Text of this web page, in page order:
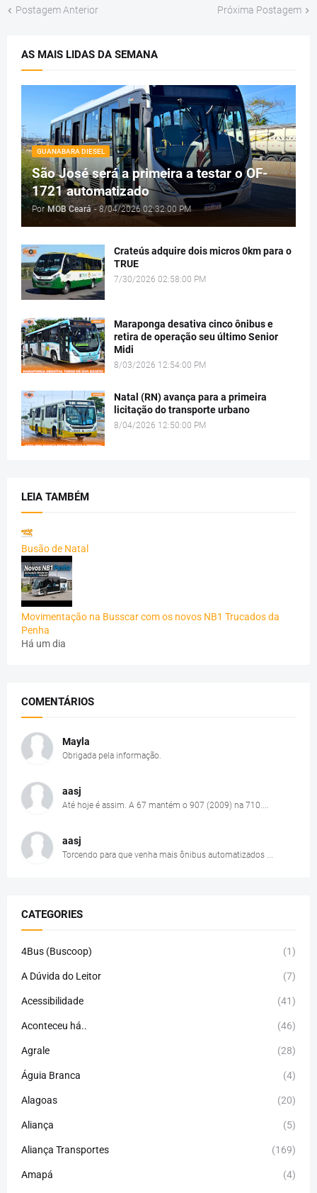
Postagem Anterior Próxima Postagem
AS MAIS LIDAS DA SEMANA
GUANABARA DIESEL
São José será a primeira a testar o OF-
1721 automatizado
Por MOB Ceará - 8/04/2026 02:32:00 PM
Crateús adquire dois micros 0km para o
TRUE
7/30/2026 02:58:00 PM
Maraponga desativa cinco ônibus e
retira de operação seu último Senior
Midi
8/03/2026 12:54:00 PM
Natal (RN) avança para a primeira
licitação do transporte urbano
8/04/2026 12:50:00 PM
LEIA TAMBÉM
Busão de Natal
Movimentação na Busscar com os novos NB1 Trucados da
Penha
Há um dia
COMENTÁRIOS
Mayla
Obrigada pela informação.
aasj
Até hoje é assim. A 67 mantém o 907 (2009) na 710....
aasj
Torcendo para que venha mais ônibus automatizados ...
CATEGORIES
4Bus (Buscoop) (1)
A Dúvida do Leitor (7)
Acessibilidade (41)
Aconteceu há.. (46)
Agrale (28)
Águia Branca (4)
Alagoas (20)
Aliança (5)
Aliança Transportes (169)
Amapá (4)